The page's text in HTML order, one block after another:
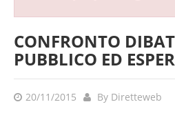
CONFRONTO
PUBBLICO ED
20/11/2015 By Diretteweb